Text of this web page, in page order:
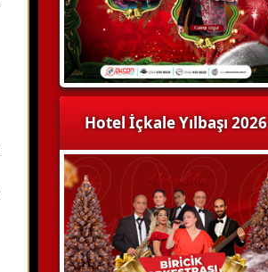
Hotel İçkale Yılbaşı 2026